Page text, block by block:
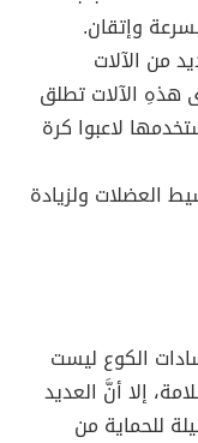
وإتقان.
من الآلات
هذهِ الآلات تطلق
لاعبوا كرة
العضلات ولزيادة
الكوع ليست
إلا أنَّ العديد
للحماية من